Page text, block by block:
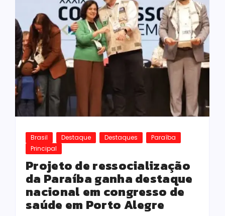
Brasil Destaque Destaques
Paraíba
Principal
Projeto de ressocialização
da Paraíba ganha destaque
nacional em congresso de
saúde em Porto Alegre